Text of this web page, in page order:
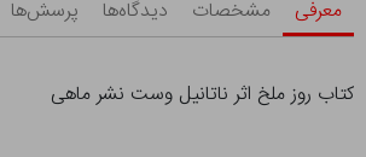
معرفی مشخصات دیدگاه‌ها پرسش‌ها
کتاب روز ملخ اثر ناتانیل وست نشر ماهی